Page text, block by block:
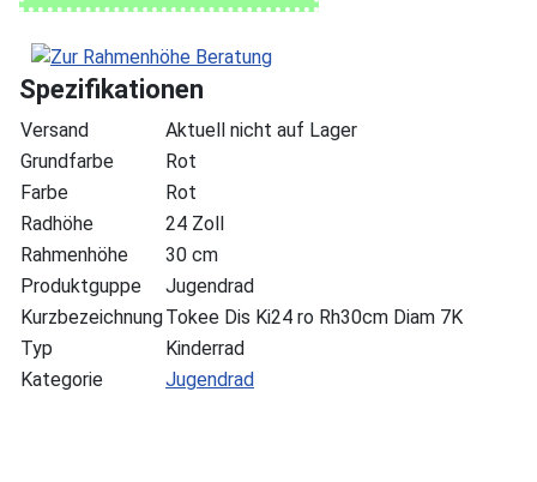
Spezifikationen
Versand
Aktuell nicht auf Lager
Grundfarbe
Rot
Farbe
Rot
Radhöhe
24 Zoll
Rahmenhöhe
30 cm
Produktguppe
Jugendrad
KurzbezeichnungTokee Dis Ki24 ro Rh30cm Diam 7K
Typ
Kinderrad
Kategorie
Jugendrad